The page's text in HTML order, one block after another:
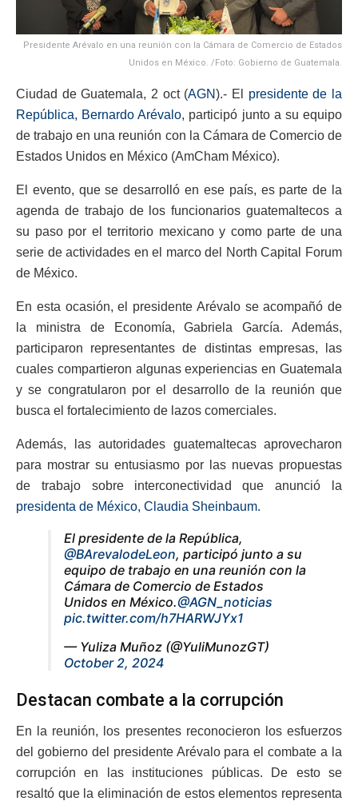
Presidente Arévalo en una reunión con la Cámara de Comercio de Estados
Unidos en México. /Foto: Gobierno de Guatemala.
Ciudad de Guatemala, 2 oct (AGN).- El
presidente de la
República, Bernardo Arévalo, participó junto a su equipo
de trabajo en una reunión con la Cámara de Comercio de
Estados Unidos en México (AmCham México).
El evento, que se desarrolló en ese país, es parte de la
agenda de trabajo de los funcionarios guatemaltecos a
su paso por el territorio mexicano y como parte de una
serie de actividades en el marco del North Capital Forum
de México.
En esta ocasión, el presidente Arévalo se acompañó de
la ministra de Economía, Gabriela García. Además,
participaron representantes de distintas empresas, las
cuales compartieron algunas experiencias en Guatemala
y se congratularon por el desarrollo de la reunión que
busca el fortalecimiento de lazos comerciales.
Además, las autoridades guatemaltecas aprovecharon
para mostrar su entusiasmo por las nuevas propuestas
de trabajo sobre interconectividad que anunció la
presidenta de México, Claudia Sheinbaum.
El presidente de la República,
@BArevalodeLeon, participó junto a su
equipo de trabajo en una reunión con la
Cámara de Comercio de Estados
Unidos en México.@AGN_noticias
pic.twitter.com/h7HARWJYx1
— Yuliza Muñoz (@YuliMunozGT)
October 2, 2024
Destacan combate a la corrupción
En la reunión, los presentes reconocieron los esfuerzos
del gobierno del presidente Arévalo para el combate a la
corrupción en las instituciones públicas. De esto se
resaltó que la eliminación de estos elementos representa